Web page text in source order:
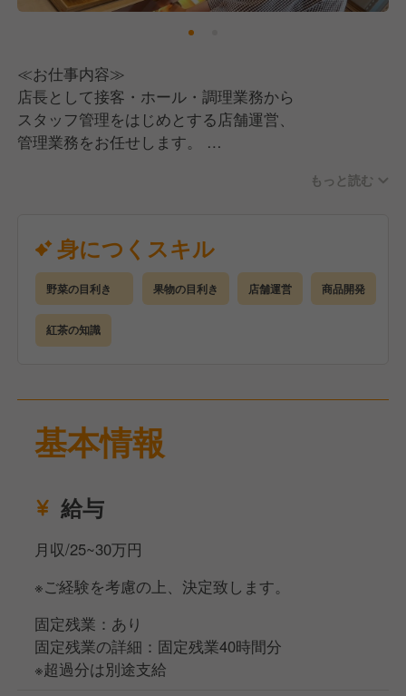
≪お仕事内容≫
店長として接客・ホール・調理業務から
スタッフ管理をはじめとする店舗運営、
管理業務をお任せします。
●スタッフのシフト管理、採用・教育
●店舗の売上管理
●食材の品質管理、在庫管理
●販促施策のプランニング、実施
今後も当社では事業の拡大に併せ、
☆★☆ 《ここがポイント！》 ☆★☆
◆研修でスキルアップを目指せる環境◆
関西エリアの人気店を訪問し、プロの技術や
現場で培われた成功の秘訣を学び、
視察後には、学んだことをすぐに
メニュー提案やサービスに反映できる
実践的なスキルが身につきます。
もっと読む
身につくスキル
野菜の目利き 果物の目利き 店舗運営 商品開発
紅茶の知識
基本情報
給与
月収/25~30万円
※ご経験を考慮の上、決定致します。
固定残業：あり
固定残業の詳細：固定残業40時間分
※超過分は別途支給